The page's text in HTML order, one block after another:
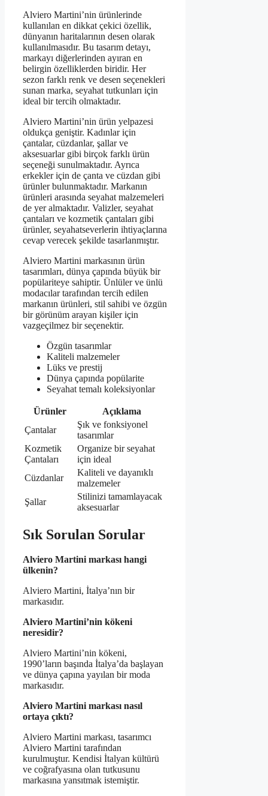
Alviero Martini’nin ürünlerinde
kullanılan en dikkat çekici özellik,
dünyanın haritalarının desen olarak
kullanılmasıdır. Bu tasarım detayı,
markayı diğerlerinden ayıran en
belirgin özelliklerden biridir. Her
sezon farklı renk ve desen seçenekleri
sunan marka, seyahat tutkunları için
ideal bir tercih olmaktadır.
Alviero Martini’nin ürün yelpazesi
oldukça geniştir. Kadınlar için
çantalar, cüzdanlar, şallar ve
aksesuarlar gibi birçok farklı ürün
seçeneği sunulmaktadır. Ayrıca
erkekler için de çanta ve cüzdan gibi
ürünler bulunmaktadır. Markanın
ürünleri arasında seyahat malzemeleri
de yer almaktadır. Valizler, seyahat
çantaları ve kozmetik çantaları gibi
ürünler, seyahatseverlerin ihtiyaçlarına
cevap verecek şekilde tasarlanmıştır.
Alviero Martini markasının ürün
tasarımları, dünya çapında büyük bir
popülariteye sahiptir. Ünlüler ve ünlü
modacılar tarafından tercih edilen
markanın ürünleri, stil sahibi ve özgün
bir görünüm arayan kişiler için
vazgeçilmez bir seçenektir.
Özgün tasarımlar
Kaliteli malzemeler
Lüks ve prestij
Dünya çapında popülarite
Seyahat temalı koleksiyonlar
Ürünler
Açıklama
Çantalar
Şık ve fonksiyonel
tasarımlar
Kozmetik
Çantaları
Organize bir seyahat
için ideal
Cüzdanlar
Kaliteli ve dayanıklı
malzemeler
Şallar
Stilinizi tamamlayacak
aksesuarlar
Sık Sorulan Sorular
Alviero Martini markası hangi
ülkenin?
Alviero Martini, İtalya’nın bir
markasıdır.
Alviero Martini’nin kökeni
neresidir?
Alviero Martini’nin kökeni,
1990’ların başında İtalya’da başlayan
ve dünya çapına yayılan bir moda
markasıdır.
Alviero Martini markası nasıl
ortaya çıktı?
Alviero Martini markası, tasarımcı
Alviero Martini tarafından
kurulmuştur. Kendisi İtalyan kültürü
ve coğrafyasına olan tutkusunu
markasına yansıtmak istemiştir.